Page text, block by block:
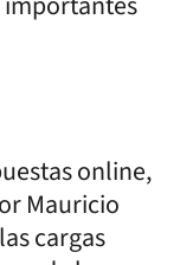
online,
Mauricio
cargas